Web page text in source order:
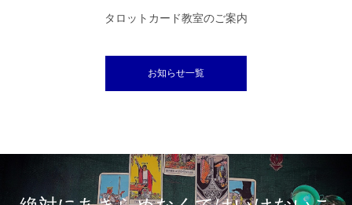
タロットカード教室のご案内
お知らせ一覧